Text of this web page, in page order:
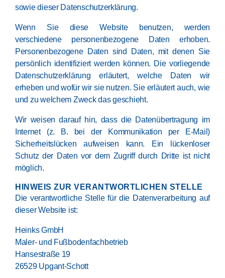
sowie dieser Datenschutzerklärung.
Wenn Sie diese Website benutzen, werden
verschiedene personenbezogene Daten erhoben.
Personenbezogene Daten sind Daten, mit denen Sie
persönlich identifiziert werden können. Die vorliegende
Datenschutzerklärung erläutert, welche Daten wir
erheben und wofür wir sie nutzen. Sie erläutert auch, wie
und zu welchem Zweck das geschieht.
Wir weisen darauf hin, dass die Datenübertragung im
Internet (z. B. bei der Kommunikation per E-Mail)
Sicherheitslücken aufweisen kann. Ein lückenloser
Schutz der Daten vor dem Zugriff durch Dritte ist nicht
möglich.
HINWEIS ZUR VERANTWORTLICHEN STELLE
Die verantwortliche Stelle für die Datenverarbeitung auf
dieser Website ist:
Heinks GmbH
Maler- und Fußbodenfachbetrieb
Hansestraße 19
26529 Upgant-Schott